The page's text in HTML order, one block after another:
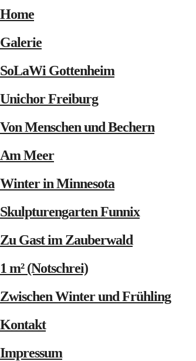
Home
Galerie
SoLaWi Gottenheim
Unichor Freiburg
Von Menschen und Bechern
Am Meer
Winter in Minnesota
Skulpturengarten Funnix
Zu Gast im Zauberwald
1 m² (Notschrei)
Zwischen Winter und Frühling
Kontakt
Impressum